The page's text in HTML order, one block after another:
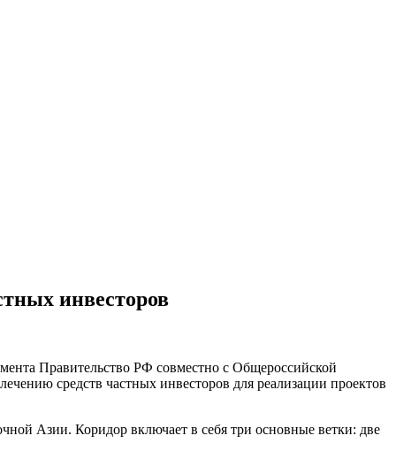
инвесторов
Правительство РФ совместно с Общероссийской
средств частных инвесторов для реализации проектов
Азии. Коридор включает в себя три основные ветки: две